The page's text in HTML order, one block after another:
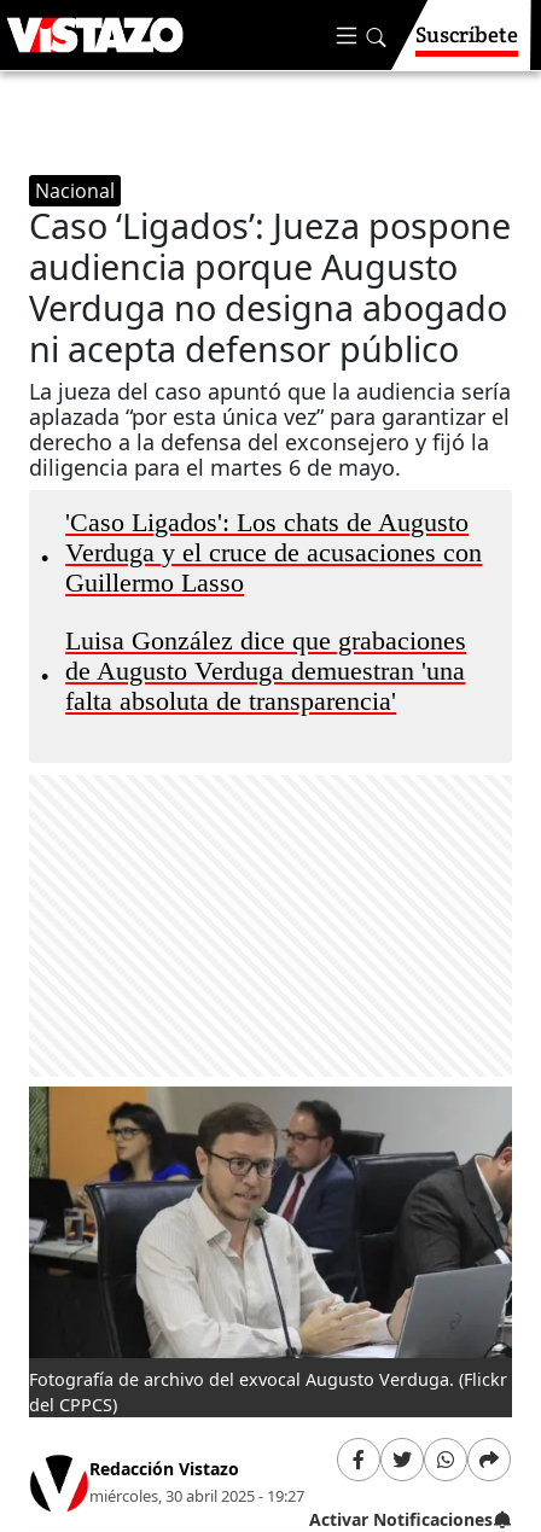
Suscríbete
Nacional
Caso ‘Ligados’: Jueza pospone
audiencia porque Augusto
Verduga no designa abogado
ni acepta defensor público
La jueza del caso apuntó que la audiencia sería
aplazada “por esta única vez” para garantizar el
derecho a la defensa del exconsejero y fijó la
diligencia para el martes 6 de mayo.
•
'Caso Ligados': Los chats de Augusto
Verduga y el cruce de acusaciones con
Guillermo Lasso
•
Luisa González dice que grabaciones
de Augusto Verduga demuestran 'una
falta absoluta de transparencia'
Fotografía de archivo del exvocal Augusto Verduga. (Flickr
del CPPCS)
Redacción Vistazo
miércoles, 30 abril 2025 - 19:27
Activar Notificaciones